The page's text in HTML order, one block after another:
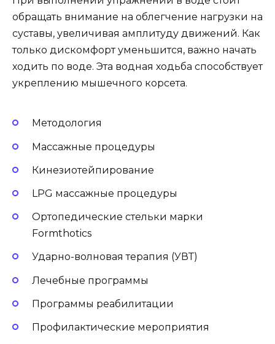
обращать внимание на облегчение нагрузки на
суставы, увеличивая амплитуду движений. Как
только дискомфорт уменьшится, важно начать
ходить по воде. Эта водная ходьба способствует
укреплению мышечного корсета.
Методология
Массажные процедуры
Кинезиотейпирование
LPG массажные процедуры
Ортопедические стельки марки
Formthotics
Ударно-волновая терапия (УВТ)
Лечебные программы
Программы реабилитации
Профилактические мероприятия